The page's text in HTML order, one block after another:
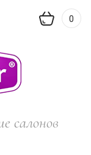
0
салонов